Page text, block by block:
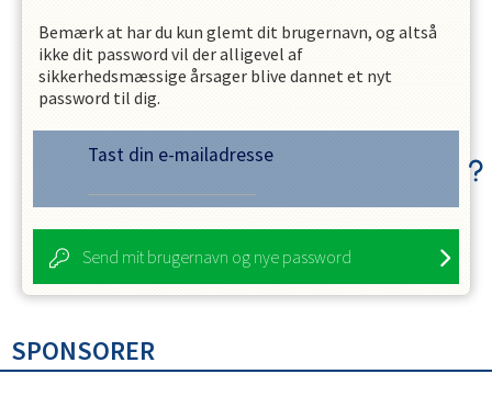
Bemærk at har du kun glemt dit brugernavn, og altså
ikke dit password vil der alligevel af
sikkerhedsmæssige årsager blive dannet et nyt
password til dig.
Tast din e-mailadresse
Send mit brugernavn og nye password
SPONSORER